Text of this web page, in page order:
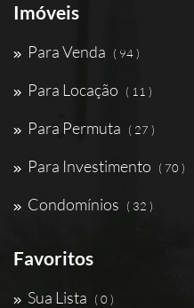
Imóveis
Para Venda ( 94 )
Para Locação ( 11 )
Para Permuta ( 27 )
Para Investimento ( 70 )
Condomínios ( 32 )
Favoritos
Sua Lista ( 0 )